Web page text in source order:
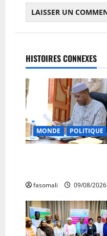
HISTOIRES CONNEXES
MONDE POLITIQUE
fasomali 09/08/2026